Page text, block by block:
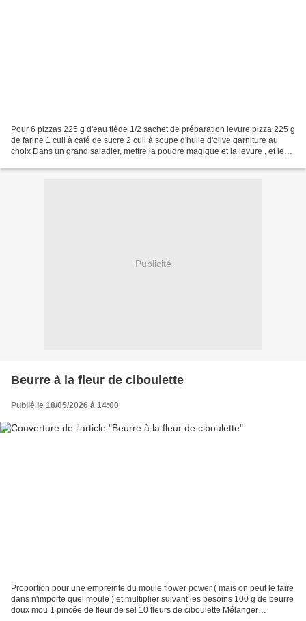
Pour 6 pizzas 225 g d'eau tiède 1/2 sachet de préparation levure pizza 225 g
de farine 1 cuil à café de sucre 2 cuil à soupe d'huile d'olive garniture au
choix Dans un grand saladier, mettre la poudre magique et la levure , et le
Publicité
Beurre à la fleur de ciboulette
Publié le 18/05/2026 à 14:00
Proportion pour une empreinte du moule flower power ( mais on peut le faire
dans n'importe quel moule ) et multiplier suivant les besoins 100 g de beurre
doux mou 1 pincée de fleur de sel 10 fleurs de ciboulette Mélanger